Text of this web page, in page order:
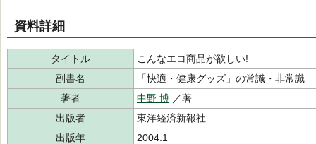
資料詳細
タイトル
こんなエコ商品が欲しい!
副書名
「快適・健康グッズ」の常識・非常識
著者
中野 博 ／著
出版者
東洋経済新報社
出版年
2004.1